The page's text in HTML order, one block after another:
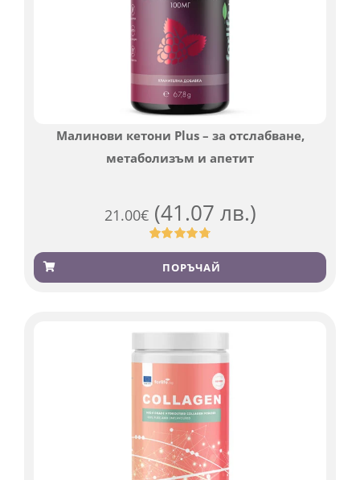
Малинови кетони Plus – за отслабване,
метаболизъм и апетит
21.00€ (41.07 лв.)
Оценен
4.76 от 5,
базирано
819
ПОРЪЧАЙ